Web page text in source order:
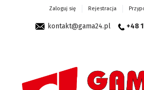
Zaloguj się Rejestracja
kontakt@gama24.pl +48